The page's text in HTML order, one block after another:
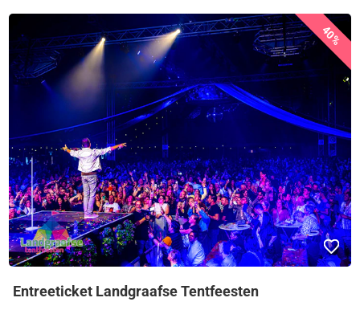
40%
Entreeticket Landgraafse Tentfeesten